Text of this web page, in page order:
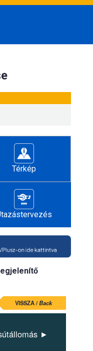
Térkép
VISSZA /Back
►